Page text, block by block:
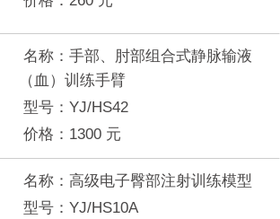
名称：手部、肘部组合式静脉输液
（血）训练手臂
型号：YJ/HS42
价格： 1300 元
名称： 高级电子臀部注射训练模型
型号：YJ/HS10A